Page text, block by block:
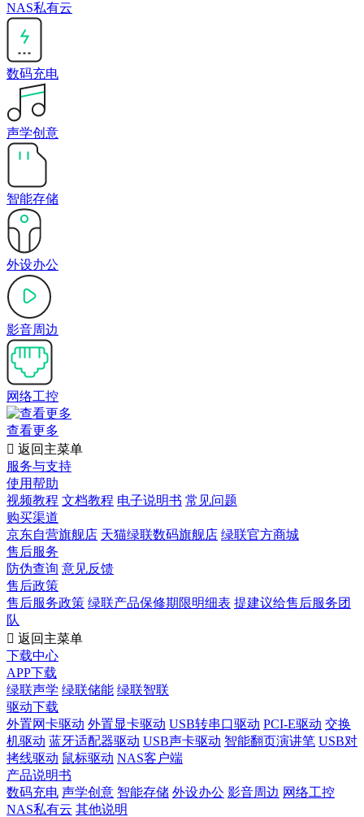
NAS私有云
数码充电
声学创意
智能存储
外设办公
影音周边
网络工控
查看更多
 返回主菜单
服务与支持
使用帮助
视频教程 文档教程 电子说明书 常见问题
购买渠道
京东自营旗舰店 天猫绿联数码旗舰店 绿联官方商城
售后服务
防伪查询 意见反馈
售后政策
售后服务政策 绿联产品保修期限明细表 提建议给售后服务团
队
 返回主菜单
下载中心
APP下载
绿联声学 绿联储能 绿联智联
驱动下载
外置网卡驱动 外置显卡驱动 USB转串口驱动 PCI-E驱动 交换
机驱动 蓝牙适配器驱动 USB声卡驱动 智能翻页演讲笔 USB对
拷线驱动 鼠标驱动 NAS客户端
产品说明书
数码充电 声学创意 智能存储 外设办公 影音周边 网络工控
NAS私有云 其他说明